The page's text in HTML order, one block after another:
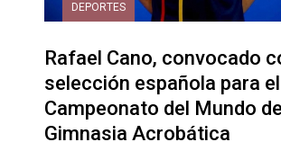
DEPORTES
Rafael Cano, convocado
selección española para el
Campeonato del Mundo de
Gimnasia Acrobática